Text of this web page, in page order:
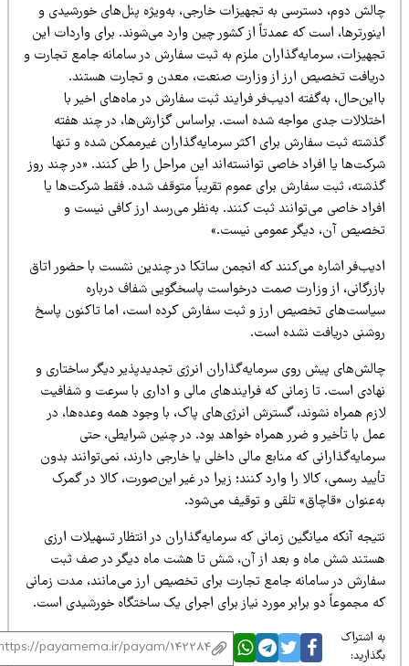
دوم، دسترسی به تجهیزات خارجی، به‌ویژه پنل‌های خورشیدی و
است که عمدتاً از کشور چین وارد می‌شوند. برای واردات این
سرمایه‌گذاران ملزم به ثبت سفارش در سامانه جامع تجارت و
تخصیص ارز از وزارت صنعت، معدن و تجارت هستند.
به‌گفته ادیب‌فر فرایند ثبت سفارش در ماه‌های اخیر با
جدی مواجه شده است. براساس گزارش‌ها، در چند هفته
ثبت سفارش برای اکثر سرمایه‌گذاران غیرممکن شده و تنها
یا افراد خاصی توانسته‌اند این مراحل را طی کنند. «در چند روز
ثبت سفارش برای عموم تقریباً متوقف شده. فقط شرکت‌ها یا
خاصی می‌توانند ثبت کنند. به‌نظر می‌رسد ارز کافی نیست و
آن، دیگر عمومی نیست.»
اشاره می‌کنند که انجمن ساتکا در چندین نشست با حضور اتاق
از وزارت صمت درخواست پاسخگویی شفاف درباره
تخصیص ارز و ثبت سفارش کرده است، اما تاکنون پاسخ
دریافت نشده است.
پیش‌ روی سرمایه‌گذاران انرژی تجدیدپذیر دیگر ساختاری و
است. تا زمانی که فرایندهای مالی و اداری با سرعت و شفافیت
همراه نشوند، گسترش انرژی‌های پاک، با وجود همه وعده‌ها، در
با تأخیر و ضرر همراه خواهد بود. در چنین شرایطی، حتی
که منابع مالی داخلی یا خارجی دارند، نمی‌توانند بدون
رسمی، کالا را وارد کنند؛ زیرا در غیر این‌صورت، کالا در گمرک
«قاچاق» تلقی و توقیف می‌شود.
آنکه میانگین زمانی که سرمایه‌گذاران در انتظار تسهیلات ارزی
شش ماه و بعد از آن، شش تا هشت ماه دیگر در صف ثبت
در سامانه جامع تجارت برای تخصیص ارز می‌مانند، مدت زمانی
مجموعاً دو برابر مورد نیاز برای اجرای یک ساختگاه خورشیدی است.
اشتراک